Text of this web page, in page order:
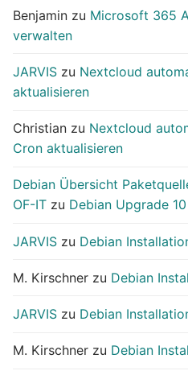
Benjamin zu Microsoft 365
verwalten
JARVIS zu Nextcloud
aktualisieren
Christian zu Nextcloud
Cron aktualisieren
Debian Übersicht
OF-IT zu Debian Upgrade
JARVIS zu Debian
M. Kirschner zu Debian
JARVIS zu Debian
M. Kirschner zu Debian